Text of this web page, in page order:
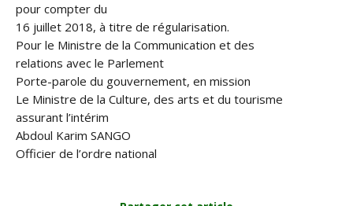
pour compter du
16 juillet 2018, à titre de régularisation.
Pour le Ministre de la Communication et des
relations avec le Parlement
Porte-parole du gouvernement, en mission
Le Ministre de la Culture, des arts et du tourisme
assurant l’intérim
Abdoul Karim SANGO
Officier de l’ordre national